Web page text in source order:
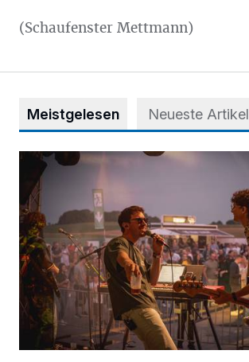
(Schaufenster Mettmann)
Meistgelesen Neueste Artikel
Mehr als nur ein Festival